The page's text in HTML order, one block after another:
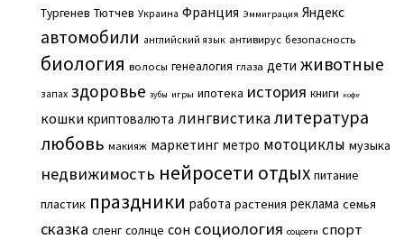
Тургенев Тютчев Украина Франция Эммиграция Яндекс
автомобили английский язык антивирус безопасность
биология волосы генеалогия глаза дети животные
запах здоровье зубы игры ипотека история книги кофе
кошки криптовалюта лингвистикалитература
любовь макияж маркетинг метро мотоциклы музыка
недвижимость нейросети отдых питание
пластик праздники работа растения реклама семья
сказка сленг солнце сон социология соцсети спорт